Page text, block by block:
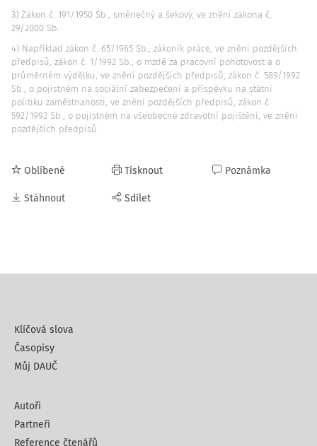
3) Zákon č. 191/1950 Sb., směnečný a šekový, ve znění zákona č.
29/2000 Sb.
4) Například zákon č. 65/1965 Sb., zákoník práce, ve znění pozdějších
předpisů, zákon č. 1/1992 Sb., o mzdě za pracovní pohotovost a o
průměrném výdělku, ve znění pozdějších předpisů, zákon č. 589/1992
Sb., o pojistném na sociální zabezpečení a příspěvku na státní
politiku zaměstnanosti, ve znění pozdějších předpisů, zákon č.
592/1992 Sb., o pojistném na všeobecné zdravotní pojištění, ve znění
pozdějších předpisů.
Oblíbené
Stáhnout
Tisknout
Sdílet
Poznámka
Klíčová slova
Časopisy
Můj DAUČ
Autoři
Partneři
Reference čtenářů